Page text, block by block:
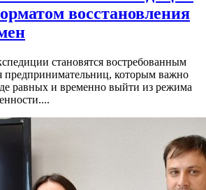
восстановления
становятся востребованным
предпринимательниц, которым важно
равных и временно выйти из режима